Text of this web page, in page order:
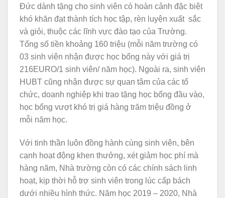
Đức dành tặng cho sinh viên có hoàn cảnh đặc biệt
khó khăn đạt thành tích học tập, rèn luyện xuất sắc
và giỏi, thuộc các lĩnh vực đào tạo của Trường.
Tổng số tiền khoảng 160 triệu (mỗi năm trường có
03 sinh viên nhận được học bổng này với giá trị
216EURO/1 sinh viên/ năm học). Ngoài ra, sinh viên
HUBT cũng nhận được sự quan tâm của các tổ
chức, doanh nghiệp khi trao tặng học bổng đầu vào,
học bổng vượt khó trị giá hàng trăm triệu đồng ở
mỗi năm học.
Với tinh thần luôn đồng hành cùng sinh viên, bên
cạnh hoạt động khen thưởng, xét giảm học phí mà
hàng năm, Nhà trường còn có các chính sách linh
hoạt, kịp thời hỗ trợ sinh viên trong lúc cấp bách
dưới nhiều hình thức. Năm học 2019 – 2020, Nhà